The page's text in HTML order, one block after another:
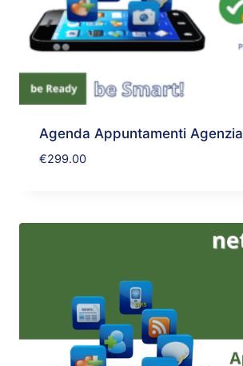
Agenda Appuntamenti Agenzia
€299.00